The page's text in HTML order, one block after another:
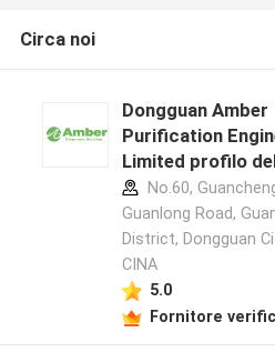
Circa noi
Dongguan Amber
Purification
Limited profilo
produttore
No.60,
Guanlong Road,
District, Dongguan
CINA
5.0
Fornitore